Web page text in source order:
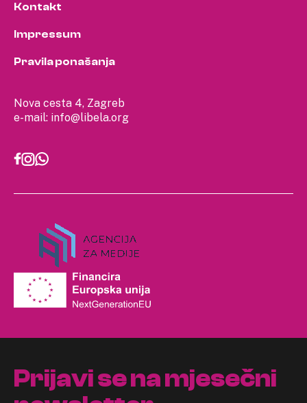
Nova cesta 4, Zagreb
e-mail: info@libela.org
Kontakt
Impressum
Pravila ponašanja
Prijavi se na mjesečni